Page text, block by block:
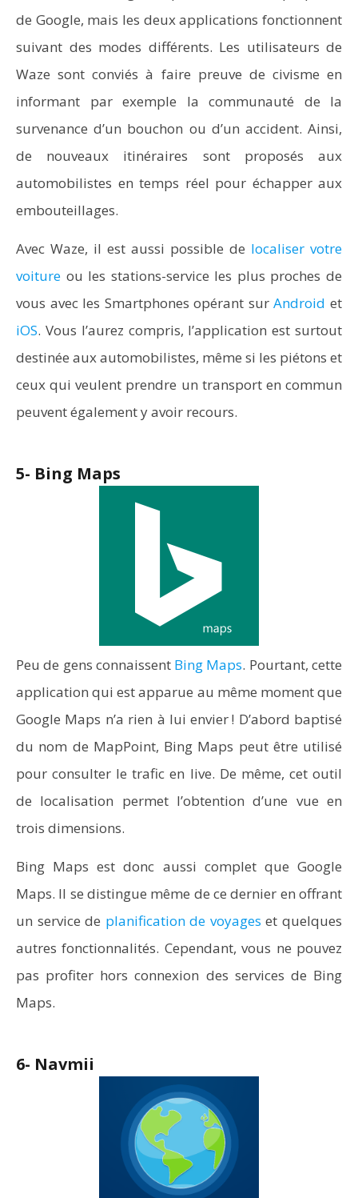
de Google, mais les deux applications fonctionnent
suivant des modes différents. Les utilisateurs de
Waze sont conviés à faire preuve de civisme en
informant par exemple la communauté de la
survenance d’un bouchon ou d’un accident. Ainsi,
de nouveaux itinéraires sont proposés aux
automobilistes en temps réel pour échapper aux
embouteillages.
Avec Waze, il est aussi possible de localiser votre
voiture ou les stations-service les plus proches de
vous avec les Smartphones opérant surAndroid et
iOS. Vous l’aurez compris, l’application est surtout
destinée aux automobilistes, même si les piétons et
ceux qui veulent prendre un transport en commun
peuvent également y avoir recours.
5- Bing Maps
Peu de gens connaissent Bing Maps. Pourtant, cette
application qui est apparue au même moment que
Google Maps n’a rien à lui envier ! D’abord baptisé
du nom de MapPoint, Bing Maps peut être utilisé
pour consulter le trafic en live. De même, cet outil
de localisation permet l’obtention d’une vue en
trois dimensions.
Bing Maps est donc aussi complet que Google
Maps. Il se distingue même de ce dernier en offrant
un service de planification de voyages et quelques
autres fonctionnalités. Cependant, vous ne pouvez
pas profiter hors connexion des services de Bing
Maps.
6- Navmii